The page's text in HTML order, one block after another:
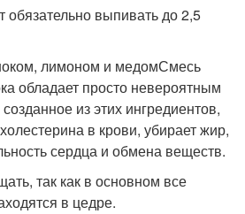
обязательно выпивать до 2,5
лимоном и медомСмесь
обладает просто невероятным
из этих ингредиентов,
в крови, убирает жир,
сердца и обмена веществ.
так как в основном все
в цедре.